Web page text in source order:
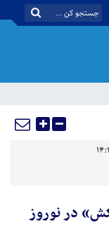
در نوروز